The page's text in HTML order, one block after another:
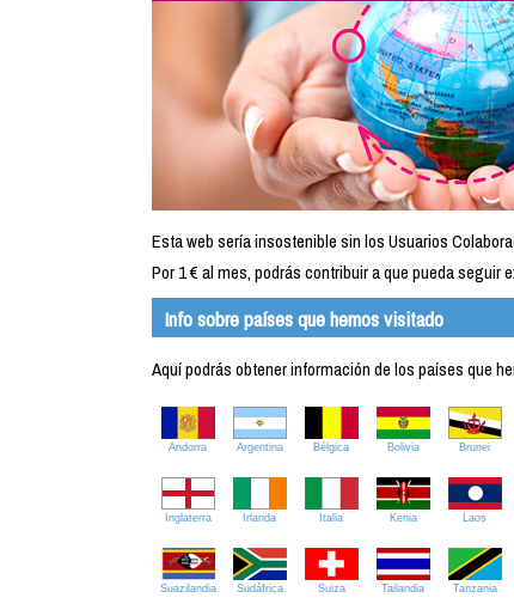
Esta web sería insostenible sin los Usuarios
Por 1 € al mes, podrás contribuir a que pueda seguir
Info sobre países que hemos visitado
Aquí podrás obtener información de los países que
Andorra Argentina Bélgica Bolivia Brunei
Inglaterra Irlanda Italia Kenia Laos
Suazilandia Sudáfrica Suiza Tailandia Tanzania